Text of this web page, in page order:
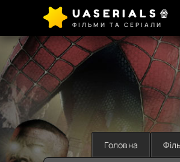
UASERIALS🍿
ФІЛЬМИ ТА СЕРІАЛИ
Головна